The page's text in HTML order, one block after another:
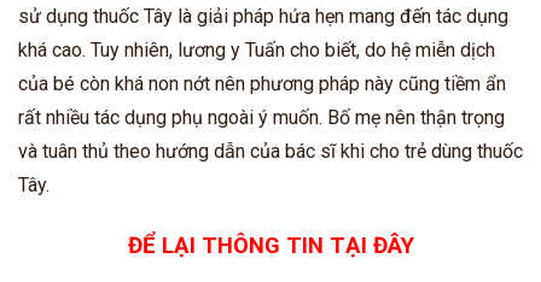
sử dụng thuốc Tây là giải pháp hứa hẹn mang đến tác dụng
khá cao. Tuy nhiên, lương y Tuấn cho biết, do hệ miễn dịch
của bé còn khá non nớt nên phương pháp này cũng tiềm ẩn
rất nhiều tác dụng phụ ngoài ý muốn. Bố mẹ nên thận trọng
và tuân thủ theo hướng dẫn của bác sĩ khi cho trẻ dùng thuốc
Tây.
ĐỂ LẠI THÔNG TIN TẠI ĐÂY